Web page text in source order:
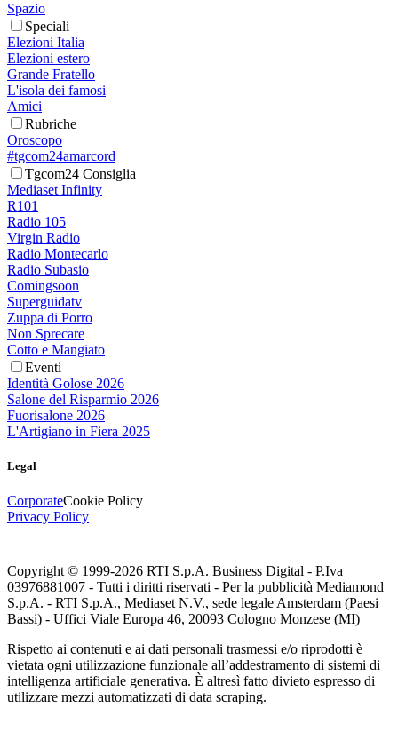
Spazio
Speciali
Elezioni Italia
Elezioni estero
Grande Fratello
L'isola dei famosi
Amici
Rubriche
Oroscopo
#tgcom24amarcord
Tgcom24 Consiglia
Mediaset Infinity
R101
Radio 105
Virgin Radio
Radio Montecarlo
Radio Subasio
Comingsoon
Superguidatv
Zuppa di Porro
Non Sprecare
Cotto e Mangiato
Eventi
Identità Golose 2026
Salone del Risparmio 2026
Fuorisalone 2026
L'Artigiano in Fiera 2025
Legal
CorporateCookie Policy
Privacy Policy
Copyright © 1999-2026 RTI S.p.A. Business Digital - P.Iva
03976881007 - Tutti i diritti riservati - Per la pubblicità Mediamond
S.p.A. - RTI S.p.A., Mediaset N.V., sede legale Amsterdam (Paesi
Bassi) - Uffici Viale Europa 46, 20093 Cologno Monzese (MI)
Rispetto ai contenuti e ai dati personali trasmessi e/o riprodotti è
vietata ogni utilizzazione funzionale all’addestramento di sistemi di
intelligenza artificiale generativa. È altresì fatto divieto espresso di
utilizzare mezzi automatizzati di data scraping.